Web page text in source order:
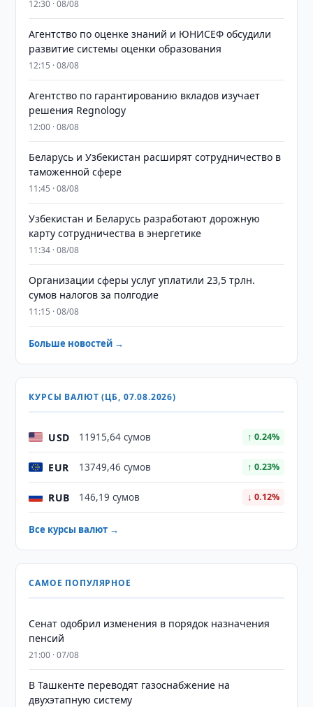
12:30 · 08/08
Агентство по оценке знаний и ЮНИСЕФ обсудили
развитие системы оценки образования
12:15 · 08/08
Агентство по гарантированию вкладов изучает
решения Regnology
12:00 · 08/08
Беларусь и Узбекистан расширят сотрудничество в
таможенной сфере
11:45 · 08/08
Узбекистан и Беларусь разработают дорожную
карту сотрудничества в энергетике
11:34 · 08/08
Организации сферы услуг уплатили 23,5 трлн.
сумов налогов за полгодие
11:15 · 08/08
Больше новостей →
КУРСЫ ВАЛЮТ (ЦБ, 07.08.2026)
USD 11915,64 сумов ↑ 0.24%
EUR 13749,46 сумов ↑ 0.23%
RUB 146,19 сумов ↓ 0.12%
Все курсы валют →
САМОЕ ПОПУЛЯРНОЕ
Сенат одобрил изменения в порядок назначения
пенсий
21:00 · 07/08
В Ташкенте переводят газоснабжение на
двухэтапную систему